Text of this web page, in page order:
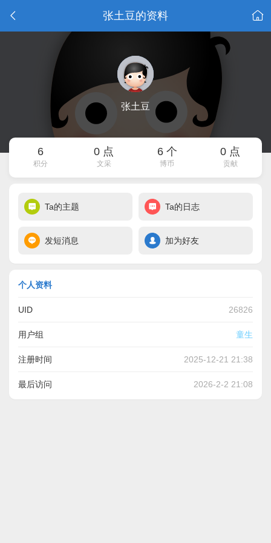
张土豆的资料
张土豆
6
积分
0 点
文采
6 个
博币
0 点
贡献
Ta的主题 Ta的日志
发短消息 加为好友
个人资料
UID 26826
用户组 童生
注册时间 2025-12-21 21:38
最后访问 2026-2-2 21:08